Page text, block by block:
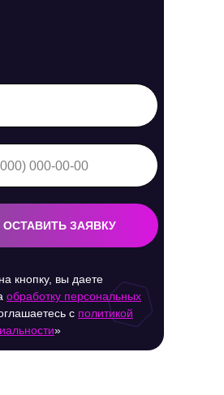
ОСТАВИТЬ ЗАЯВКУ
кнопку, вы даете
обработку персональных
c политикой
»